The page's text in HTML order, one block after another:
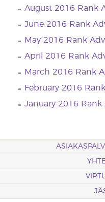
August 2016 Rank
June 2016 Rank
May 2016 Rank
April 2016 Rank
March 2016 Rank
February 2016
January 2016